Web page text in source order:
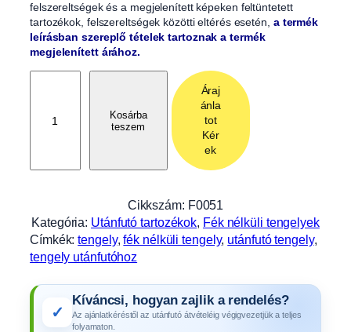
felszereltségek és a megjelenített képeken feltüntetett
tartozékok, felszereltségek közötti eltérés esetén, a termék
leírásban szereplő tételek tartoznak a termék
megjelenített árához.
n
é
l
ü
Kosárba
teszem
Áraj
ánla
tot
Kér
ek
Cikkszám: F0051
Kategória: Utánfutó tartozékok Fék nélküli tengelyek
Címkék:tengely, fék nélküli tengely, utánfutó tengely
tengely utánfutóhoz
✓
Kíváncsi, hogyan zajlik a rendelés?
Az ajánlatkéréstől az utánfutó átvételéig végigvezetjük a teljes
folyamaton.